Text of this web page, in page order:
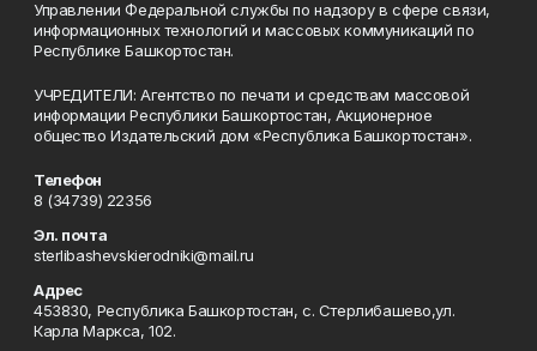
Управлении Федеральной службы по надзору в сфере связи,
информационных технологий и массовых коммуникаций по
Республике Башкортостан.
УЧРЕДИТЕЛИ: Агентство по печати и средствам массовой
информации Республики Башкортостан, Акционерное
общество Издательский дом «Республика Башкортостан».
Телефон
8 (34739) 22356
Эл. почта
sterlibashevskierodniki@mail.ru
Адрес
453830, Республика Башкортостан, c. Стерлибашево,ул.
Карла Маркса, 102.